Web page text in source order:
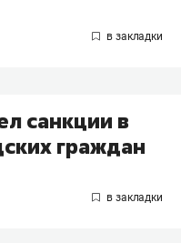
санкции в
граждан